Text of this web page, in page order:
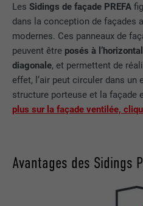
LesSidings de façade PREFA
dans la conception de façades
modernes. Ces panneaux de
peuvent être posés à
diagonale, et permettent de
effet, l’air peut circuler dans un
structure porteuse et la façade
plus sur la façade ventilée,
Avantages des Sidings